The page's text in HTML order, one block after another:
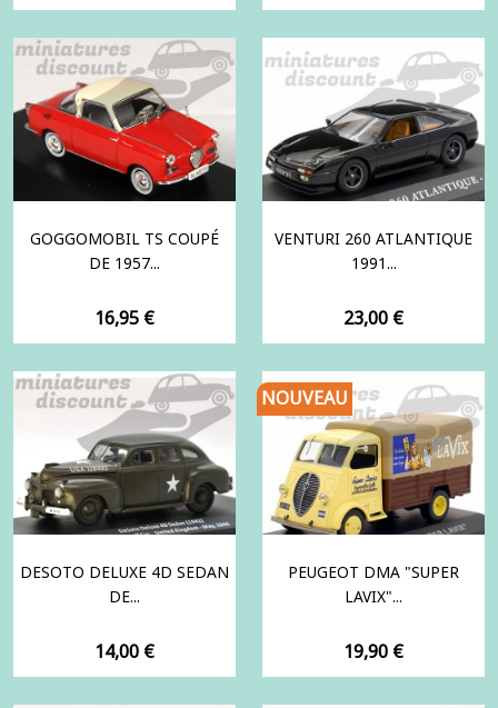
GOGGOMOBIL TS COUPÉ
DE 1957...
Prix
16,95 €
VENTURI 260 ATLANTIQUE
1991...
Prix
23,00 €
DESOTO DELUXE 4D SEDAN
DE...
Prix
14,00 €
PEUGEOT DMA "SUPER
LAVIX"...
Prix
19,90 €
NOUVEAU